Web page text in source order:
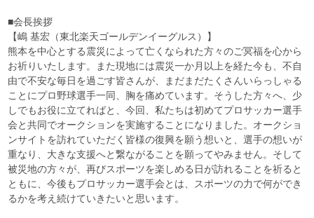
■会長挨拶
【嶋 基宏（東北楽天ゴールデンイーグルス）】
熊本を中心とする震災によって亡くなられた方々のご冥福を心から
お祈りいたします。また現地には震災一か月以上を経た今も、不自
由で不安な毎日を過ごす皆さんが、まだまだたくさんいらっしゃる
ことにプロ野球選手一同、胸を痛めています。そうした方々へ、少
しでもお役に立てればと、今回、私たちは初めてプロサッカー選手
会と共同でオークションを実施することになりました。オークショ
ンサイトを訪れていただく皆様の復興を願う想いと、選手の想いが
重なり、大きな支援へと繋ながることを願ってやみません。そして
被災地の方々が、再びスポーツを楽しめる日が訪れることを祈ると
ともに、今後もプロサッカー選手会とは、スポーツの力で何ができ
るかを考え続けていきたいと思います。